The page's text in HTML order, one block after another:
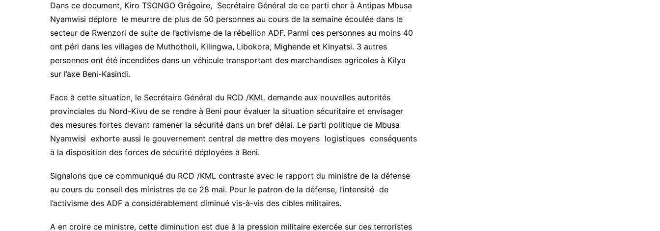
Dans ce document, Kiro TSONGO Grégoire, Secrétaire Général de ce parti cher à Antipas Mbusa
Nyamwisi déplore le meurtre de plus de 50 personnes au cours de la semaine écoulée dans le
secteur de Rwenzori de suite de l’activisme de la rébellion ADF. Parmi ces personnes au moins 40
ont péri dans les villages de Muthotholi, Kilingwa, Libokora, Mighende et Kinyatsi. 3 autres
personnes ont été incendiées dans un véhicule transportant des marchandises agricoles à Kilya
sur l’axe Beni-Kasindi.
Face à cette situation, le Secrétaire Général du RCD /KML demande aux nouvelles autorités
provinciales du Nord-Kivu de se rendre à Beni pour évaluer la situation sécuritaire et envisager
des mesures fortes devant ramener la sécurité dans un bref délai. Le parti politique de Mbusa
Nyamwisi exhorte aussi le gouvernement central de mettre des moyens logistiques conséquents
à la disposition des forces de sécurité déployées à Beni.
Signalons que ce communiqué du RCD /KML contraste avec le rapport du ministre de la défense
au cours du conseil des ministres de ce 28 mai. Pour le patron de la défense, l’intensité de
l’activisme des ADF a considérablement diminué vis-à-vis des cibles militaires.
A en croire ce ministre, cette diminution est due à la pression militaire exercée sur ces terroristes